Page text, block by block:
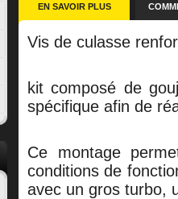
EN SAVOIR PLUS
Vis de culasse
kit composé de
spécifique afin de
Ce montage
conditions de
avec un gros turbo,